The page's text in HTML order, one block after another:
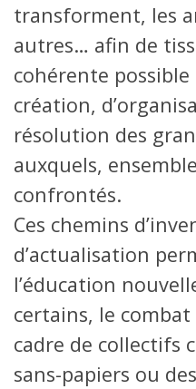
transforment, les
autres… afin de
cohérente possible
création,
résolution des
auxquels,
confrontés.
Ces chemins
d’actualisation
l’éducation
certains, le
cadre de collectifs
sans-papiers ou